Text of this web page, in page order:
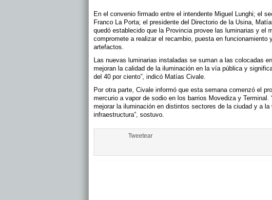
En el convenio firmado entre el intendente Miguel Lunghi; el
Franco La Porta; el presidente del Directorio de la Usina,
quedó establecido que la Provincia provee las luminarias y el
compromete a realizar el recambio, puesta en funcionamiento
artefactos.
Las nuevas luminarias instaladas se suman a las colocadas
mejoran la calidad de la iluminación en la vía pública y
del 40 por ciento”, indicó Matías Civale.
Por otra parte, Civale informó que esta semana comenzó el
mercurio a vapor de sodio en los barrios Movediza y
mejorar la iluminación en distintos sectores de la ciudad y a
infraestructura”, sostuvo.
Tweetear